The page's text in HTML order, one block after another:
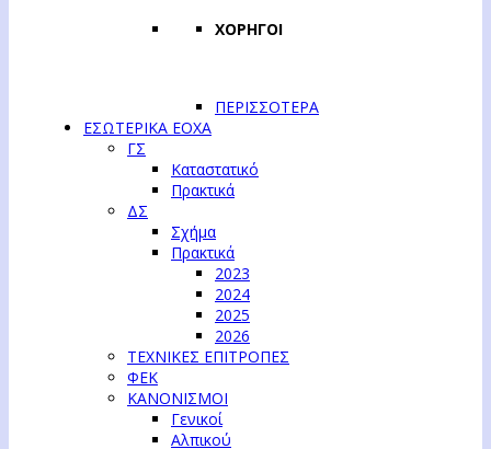
ΧΟΡΗΓΟΙ
ΠΕΡΙΣΣΟΤΕΡΑ
ΕΣΩΤΕΡΙΚΑ ΕΟΧΑ
ΓΣ
Καταστατικό
Πρακτικά
ΔΣ
Σχήμα
Πρακτικά
2023
2024
2025
2026
ΤΕΧΝΙΚΕΣ ΕΠΙΤΡΟΠΕΣ
ΦΕΚ
ΚΑΝΟΝΙΣΜΟΙ
Γενικοί
Αλπικού